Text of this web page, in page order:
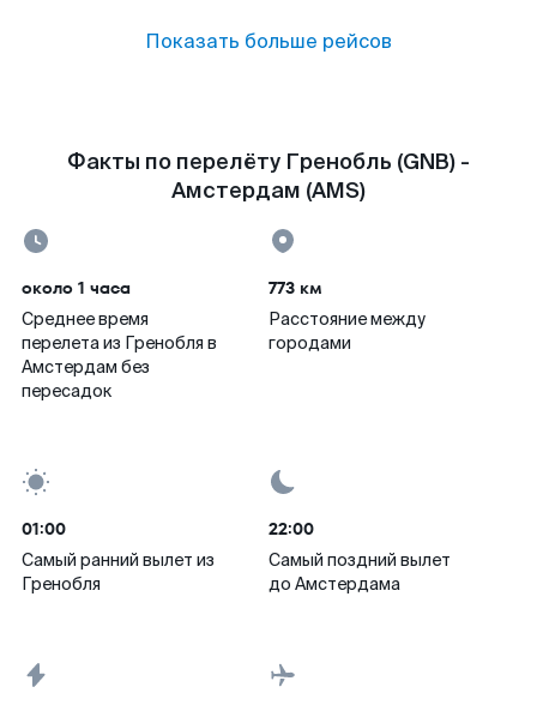
Показать больше рейсов
Факты по перелёту Гренобль (GNB) -
Амстердам (AMS)
около 1 часа
Среднее время
перелета из Гренобля в
Амстердам без
пересадок
773 км
Расстояние между
городами
01:00
Самый ранний вылет из
Гренобля
22:00
Самый поздний вылет
до Амстердама